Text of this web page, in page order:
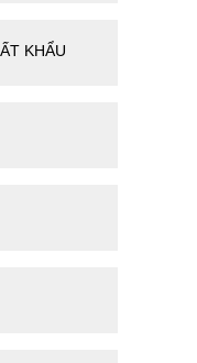
KHẨU